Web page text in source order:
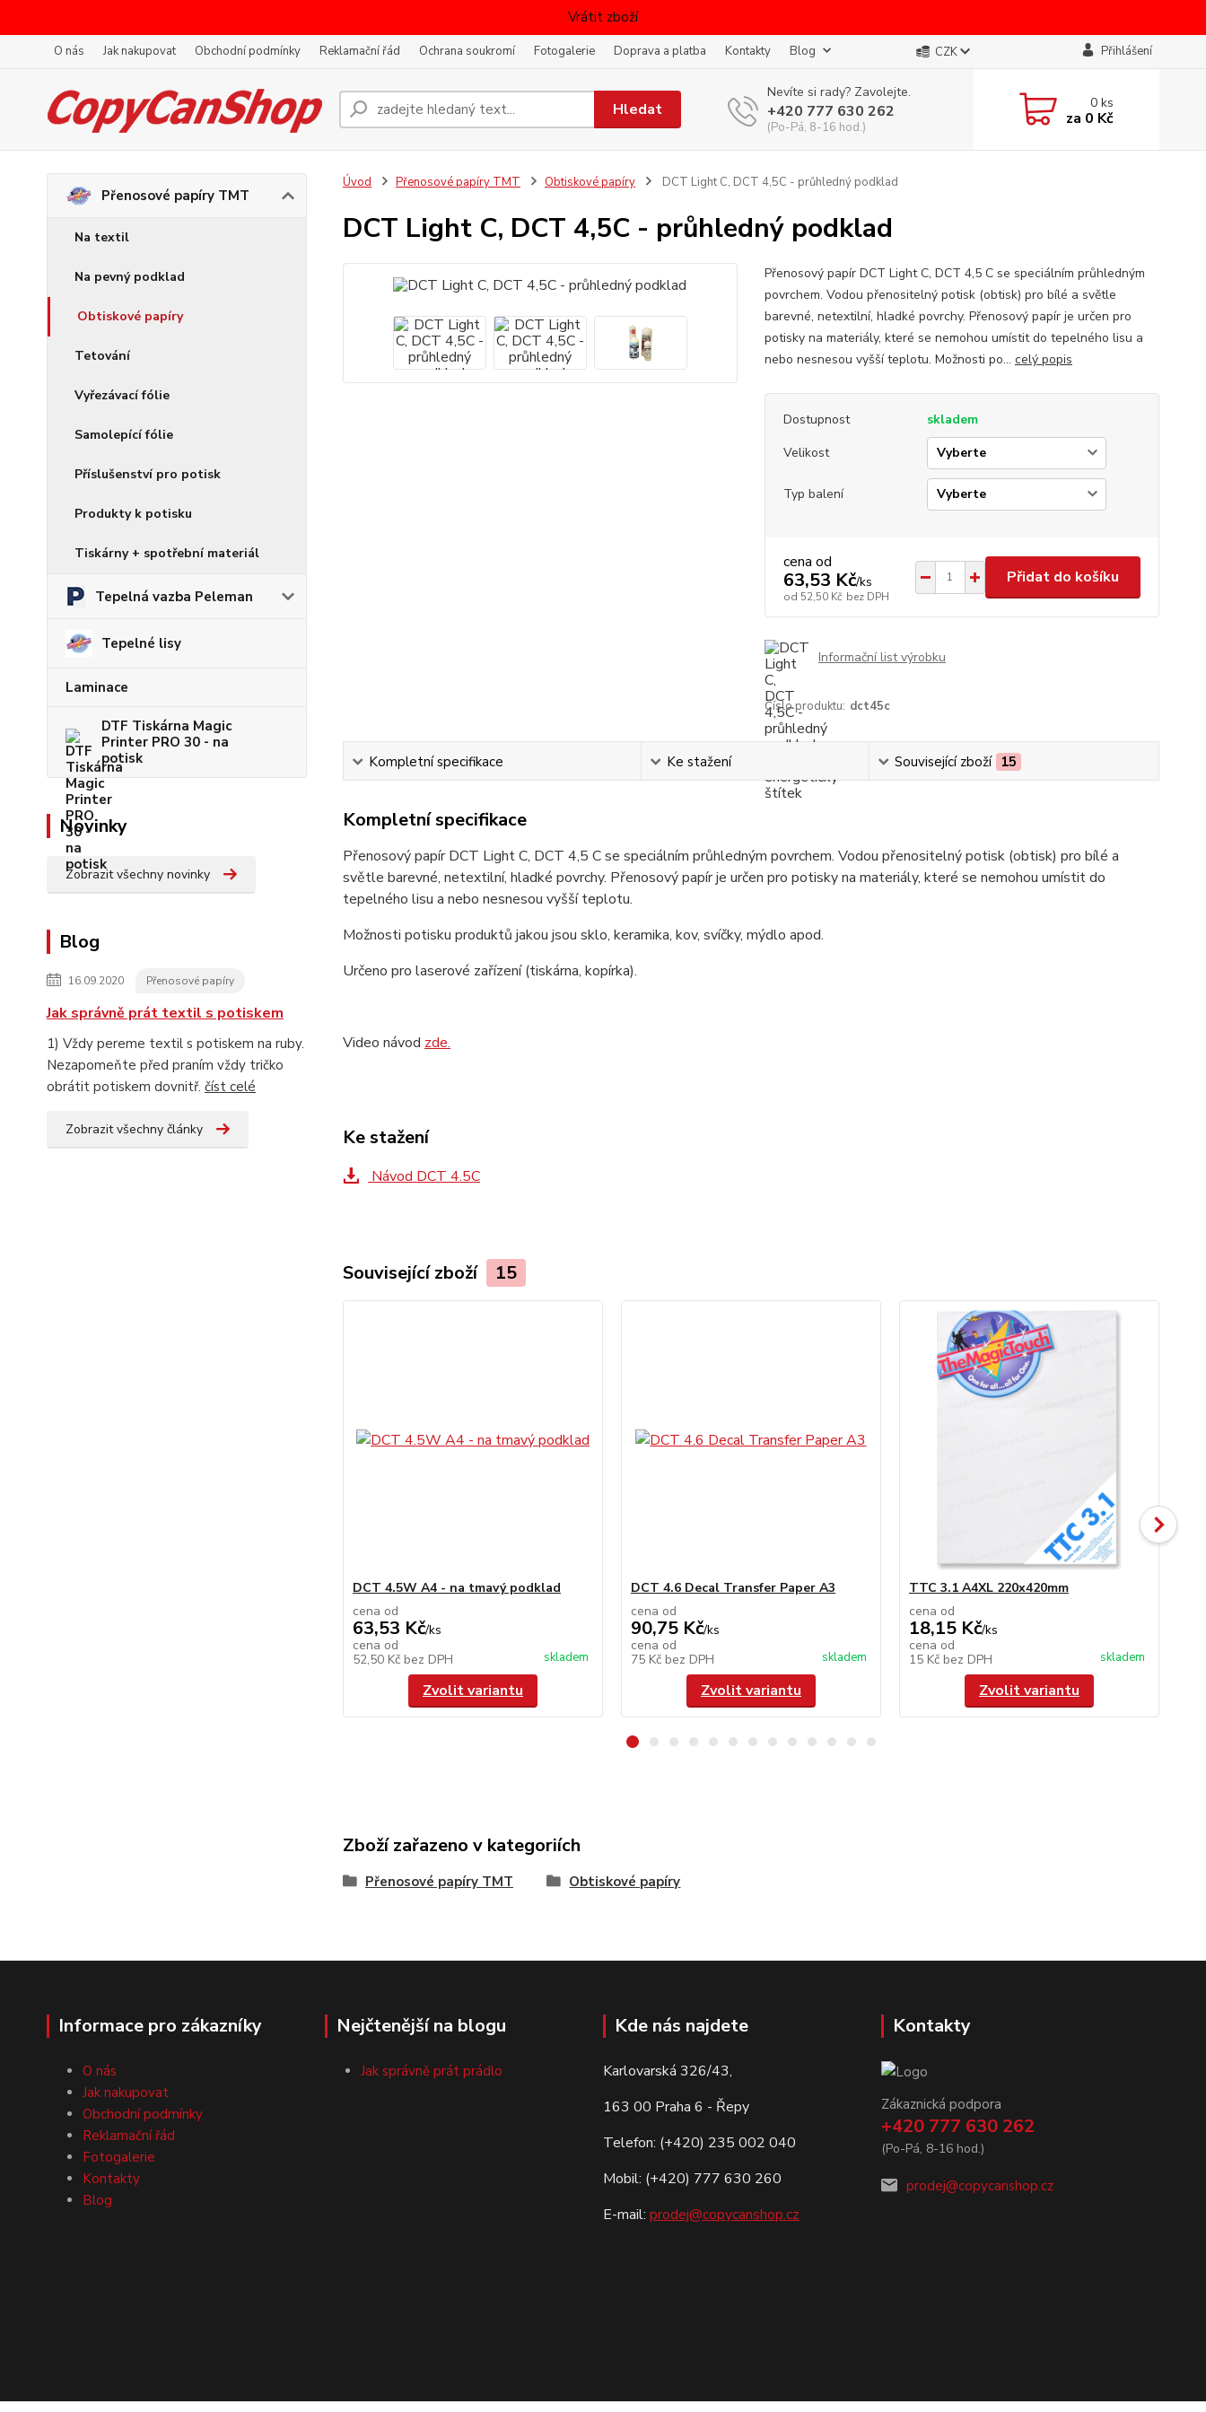
Vrátit zboží
O nás Jak nakupovat Obchodní podmínky Reklamační řád Ochrana soukromí Fotogalerie Doprava a platba Kontakty Blog CZK Přihlášení
Hledat
Nevíte si rady? Zavolejte.
+420 777 630 262
(Po-Pá, 8-16 hod.)
0ks
za 0 Kč
Přenosové papíry TMT
Na textil
Na pevný podklad
Obtiskové papíry
Tetování
Vyřezávací fólie
Samolepící fólie
Příslušenství pro potisk
Produkty k potisku
Tiskárny + spotřební materiál
Tepelná vazba Peleman
Tepelné lisy
Laminace
DTF Tiskárna Magic
Printer PRO 30 - na
potisk
Novinky
Zobrazit všechny novinky
Blog
16.09.2020 Přenosové papíry
Jak správně prát textil s potiskem
1) Vždy pereme textil s potiskem na ruby.
Nezapomeňte před praním vždy tričko
obrátit potiskem dovnitř. číst celé
Zobrazit všechny články
Úvod Přenosové papíry TMT Obtiskové papíry DCT Light C, DCT 4,5C - průhledný podklad
DCT Light C, DCT 4,5C - průhledný podklad
Přenosový papír DCT Light C, DCT 4,5 C se speciálním průhledným
povrchem. Vodou přenositelný potisk (obtisk) pro bílé a světle
barevné, netextilní, hladké povrchy. Přenosový papír je určen pro
potisky na materiály, které se nemohou umístit do tepelného lisu a
nebo nesnesou vyšší teplotu. Možnosti po... celý popis
Dostupnost
skladem
Velikost
Typ balení
cena od
63,53 Kč/ks
od 52,50 Kč bez DPH
Přidat do košíku
Informační list výrobku
Číslo produktu: dct45c
Kompletní specifikace Ke stažení Související zboží 15
Kompletní specifikace
Přenosový papír DCT Light C, DCT 4,5 C se speciálním průhledným povrchem. Vodou přenositelný potisk (obtisk) pro bílé a
světle barevné, netextilní, hladké povrchy. Přenosový papír je určen pro potisky na materiály, které se nemohou umístit do
tepelného lisu a nebo nesnesou vyšší teplotu.
Možnosti potisku produktů jakou jsou sklo, keramika, kov, svíčky, mýdlo apod.
Určeno pro laserové zařízení (tiskárna, kopírka).
Video návod zde.
Ke stažení
Návod DCT 4.5C
Související zboží 15
DCT 4.5W A4 - na tmavý podklad
cena od
63,53 Kč/ks
cena od
52,50 Kč bez DPH skladem
Zvolit variantu
DCT 4.6 Decal Transfer Paper A3
cena od
90,75 Kč/ks
cena od
75 Kč bez DPH skladem
Zvolit variantu
TTC 3.1 A4XL 220x420mm
cena od
18,15 Kč/ks
cena od
15 Kč bez DPH skladem
Zvolit variantu
Zboží zařazeno v kategoriích
Přenosové papíry TMT Obtiskové papíry
Informace pro zákazníky
O nás
Jak nakupovat
Obchodní podmínky
Reklamační řád
Fotogalerie
Kontakty
Blog
Nejčtenější na blogu
Jak správně prát prádlo
Kde nás najdete
Karlovarská 326/43,
163 00 Praha 6 - Řepy
Telefon: (+420) 235 002 040
Mobil: (+420) 777 630 260
E-mail: prodej@copycanshop.cz
Kontakty
Zákaznická podpora
+420 777 630 262
(Po-Pá, 8-16 hod.)
prodej@copycanshop.cz